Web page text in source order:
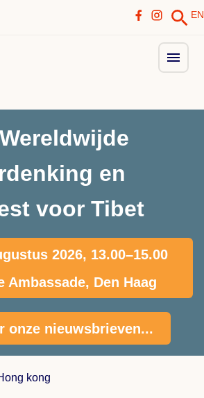
EN
en
voor Tibet
2026, 13.00–15.00
Ambassade, Den Haag
onze nieuwsbrieven...
kong